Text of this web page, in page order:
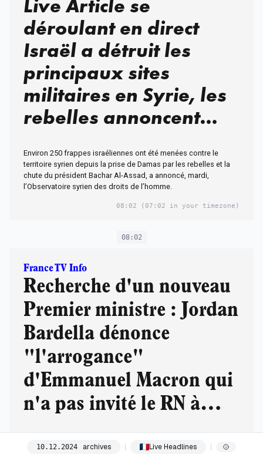
Live Article se
déroulant en direct
Israël a détruit les
principaux sites
militaires en Syrie, les
rebelles annoncent
de tortionnaires
du régime
Environ 250 frappes israéliennes ont été menées contre le
territoire syrien depuis la prise de Damas par les rebelles et la
chute du président Bachar Al-Assad, a annoncé, mardi,
l’Observatoire syrien des droits de l’homme.
08:02 (07:02 in your timezone)
08:02
France TV Info
Recherche d'un nouveau
Premier ministre : Jordan
Bardella dénonce
"l'arrogance"
d'Emmanuel Macron qui
n'a pas invité le RN à
sauf le RN et LFI.
10. 12.2024 archives Live Headlines